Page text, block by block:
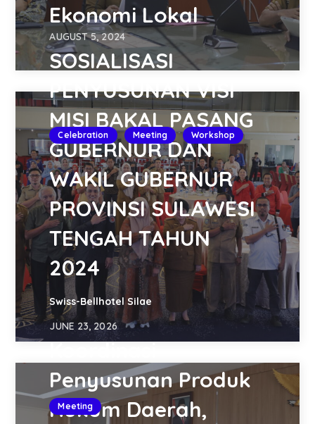
Ekonomi Lokal
Celebration Meeting Workshop
AUGUST 5, 2024
SOSIALISASI
PENYUSUNAN VISI
MISI BAKAL PASANG
GUBERNUR DAN
WAKIL GUBERNUR
PROVINSI SULAWESI
TENGAH TAHUN
2024
Swiss-Bellhotel Silae
Meeting
JUNE 23, 2026
Koordinasi
Penyusunan Produk
Hukum Daerah,